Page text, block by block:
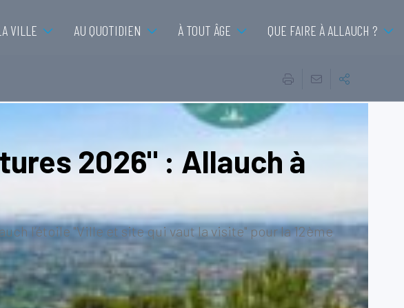
VILLE AU QUOTIDIEN À TOUT ÂGE QUE FAIRE À ALLAUCH ?
2026" : Allauch à
l’étoile "Ville et site qui vaut la visite" pour la 12ème